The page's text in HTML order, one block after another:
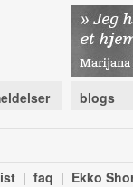
blogs
| faq | Ekko